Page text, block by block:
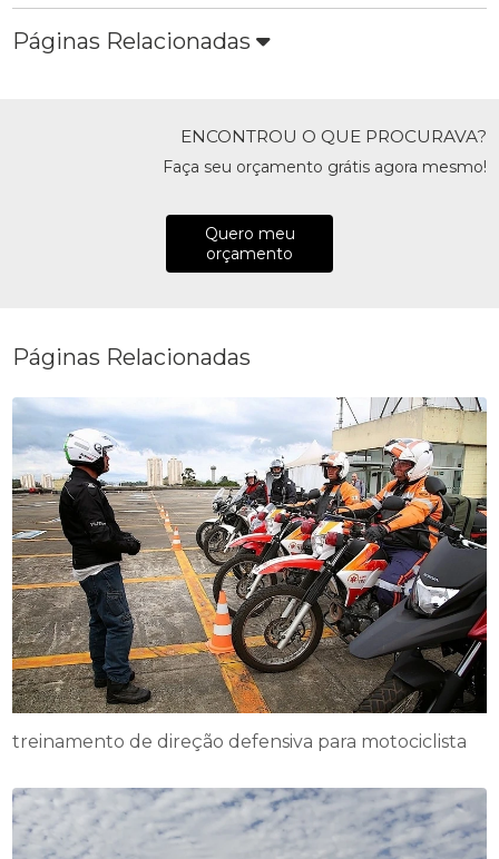
Páginas Relacionadas
ENCONTROU O QUE PROCURAVA?
Faça seu orçamento grátis agora mesmo!
Quero meu
orçamento
Páginas Relacionadas
treinamento de direção defensiva para motociclista